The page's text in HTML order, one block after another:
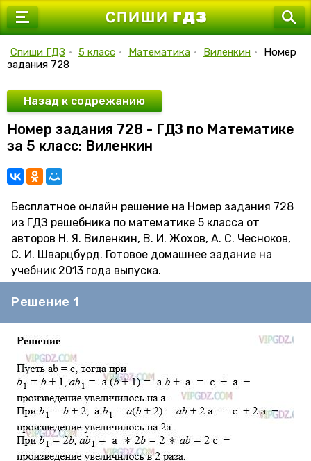
7 класс
9 класс
10 класс
11 класс
Спиши ГДЗ • 5 класс • Математика • Виленкин •
Номер
задания 728
Назад к содрежанию
Номер задания 728 - ГДЗ по Математике
за 5 класс: Виленкин
Бесплатное онлайн решение на Номер задания 728
из ГДЗ решебника по математике 5 класса от
авторов Н. Я. Виленкин, В. И. Жохов, А. С. Чесноков,
С. И. Шварцбурд. Готовое домашнее задание на
учебник 2013 года выпуска.
Решение 1